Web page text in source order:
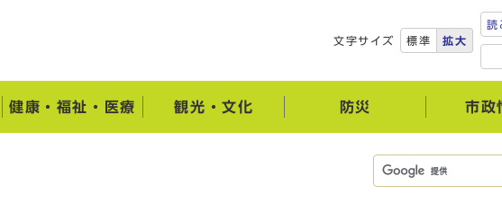
文字サイズ 標準 拡大
読
健康・福祉・医療 観光・文化 防災 市政